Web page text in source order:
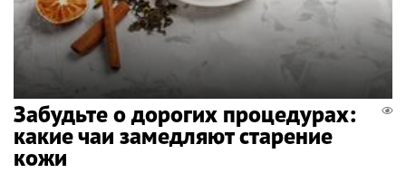
Забудьте о дорогих процедурах:
какие чаи замедляют старение
кожи